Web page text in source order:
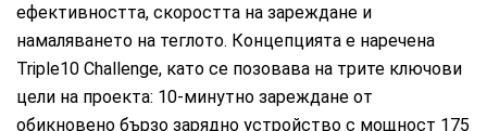
ефективността, скоростта на зареждане и
намаляването на теглото. Концепцията е наречена
Triple10 Challenge, като се позовава на трите ключови
цели на проекта: 10-минутно зареждане от
обикновено бързо зарядно устройство с мощност 175